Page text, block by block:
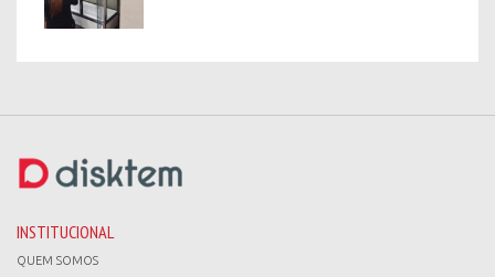
INSTITUCIONAL
QUEM SOMOS